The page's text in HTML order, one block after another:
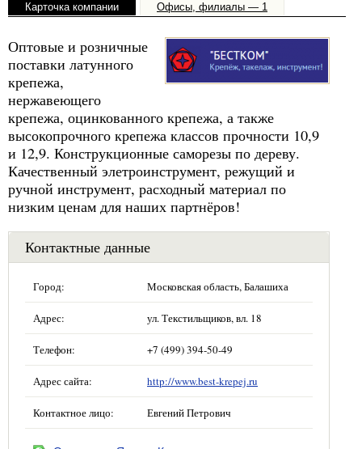
Карточка компании Офисы, филиалы — 1
Оптовые и розничные
поставки латунного
крепежа,
нержавеющего
крепежа, оцинкованного крепежа, а также
высокопрочного крепежа классов прочности 10,9
и 12,9. Конструкционные саморезы по дереву.
Качественный элетроинструмент, режущий и
ручной инструмент, расходный материал по
низким ценам для наших партнёров!
Контактные данные
Город: Московская область, Балашиха
Адрес: ул. Текстильщиков, вл. 18
Телефон: +7 (499) 394-50-49
Адрес сайта: http://www.best-krepej.ru
Контактное лицо: Евгений Петрович